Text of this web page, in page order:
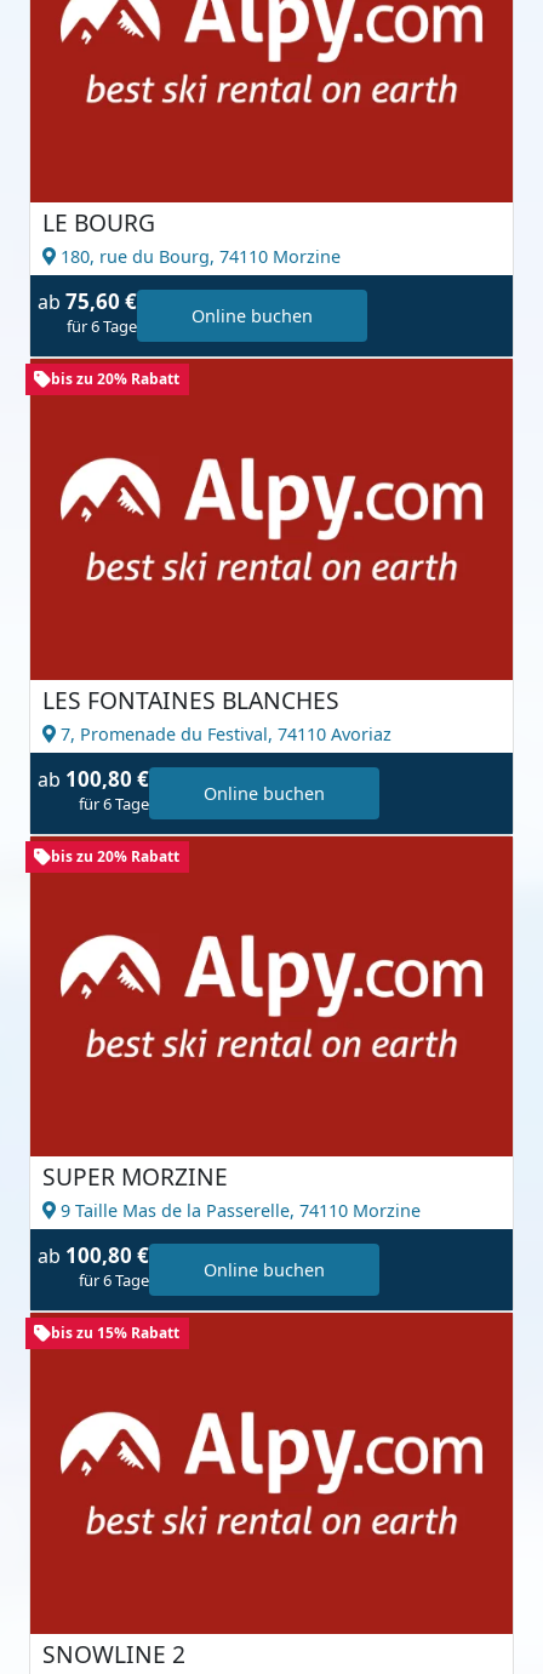
LE BOURG
180, rue du Bourg, 74110 Morzine
ab 75,60 €
für 6 Tage Online buchen
bis zu 20% Rabatt
LES FONTAINES BLANCHES
7, Promenade du Festival, 74110 Avoriaz
ab 100,80 €
für 6 Tage Online buchen
bis zu 20% Rabatt
SUPER MORZINE
9 Taille Mas de la Passerelle, 74110 Morzine
ab 100,80 €
für 6 Tage Online buchen
bis zu 15% Rabatt
SNOWLINE 2